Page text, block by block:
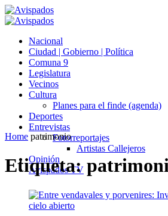
Nacional
Ciudad | Gobierno | Política
Comuna 9
Legislatura
Vecinos
Cultura
Planes para el finde (agenda)
Deportes
Entrevistas
Fotorreportajes
Artistas Callejeros
Opinión
Avispados TV
Home patrimonio
Etiqueta: